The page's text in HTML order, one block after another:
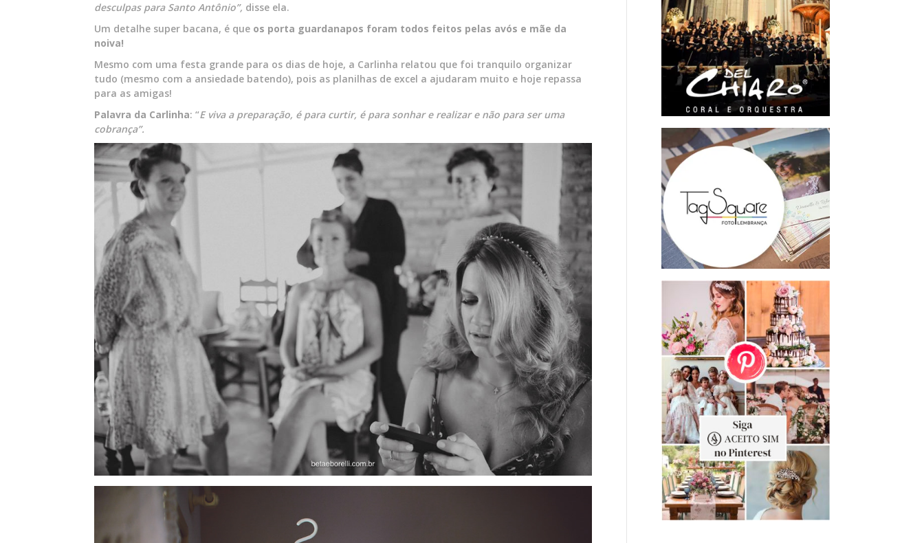
desculpas para Santo Antônio”, disse ela.
Um detalhe super bacana, é que os porta guardanapos foram todos feitos pelas avós e mãe da
noiva!
Mesmo com uma festa grande para os dias de hoje, a Carlinha relatou que foi tranquilo organizar
tudo (mesmo com a ansiedade batendo), pois as planilhas de excel a ajudaram muito e hoje repassa
para as amigas!
Palavra da Carlinha: “E viva a preparação, é para curtir, é para sonhar e realizar e não para ser uma
cobrança”.